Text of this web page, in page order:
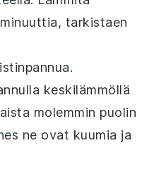
tarkistaen
keskilämmöllä
molemmin puolin
ne ovat kuumia ja